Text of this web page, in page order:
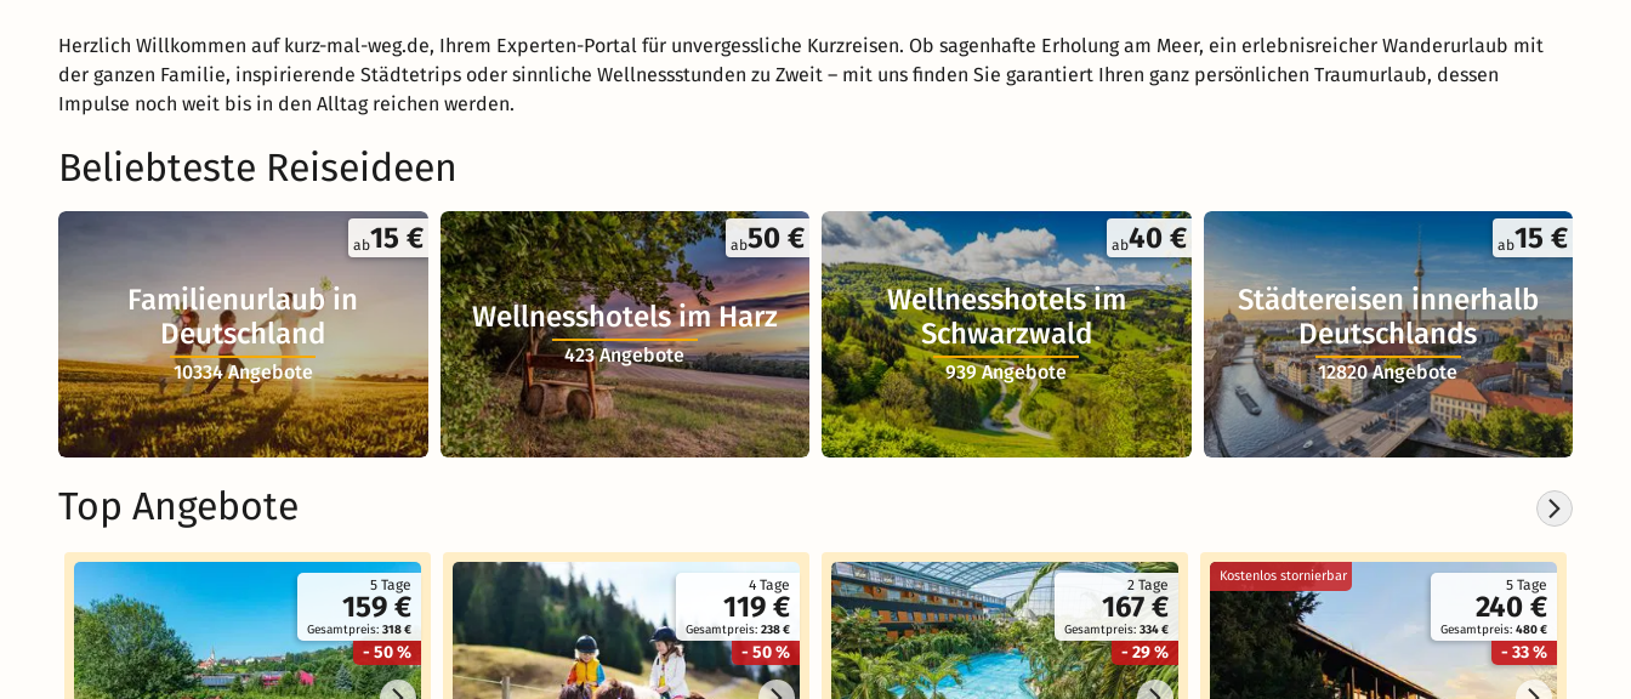
Herzlich Willkommen auf kurz-mal-weg.de, Ihrem Experten-Portal für unvergessliche Kurzreisen. Ob sagenhafte Erholung am Meer, ein erlebnisreicher Wanderurlaub mit
der ganzen Familie, inspirierende Städtetrips oder sinnliche Wellnessstunden zu Zweit – mit uns finden Sie garantiert Ihren ganz persönlichen Traumurlaub, dessen
Impulse noch weit bis in den Alltag reichen werden.
Beliebteste Reiseideen
ab15 €
Familienurlaub in
Deutschland
10334 Angebote
ab50 €
Wellnesshotels im Harz
423 Angebote
ab40 €
Wellnesshotels im
Schwarzwald
939 Angebote
ab15 €
Städtereisen innerhalb
Deutschlands
12820 Angebote
Top Angebote
5 Tage
159 €
Gesamtpreis: 318 €
- 50 %
4 Tage
119 €
Gesamtpreis: 238 €
- 50 %
2 Tage
167 €
Gesamtpreis: 334 €
- 29 %
5 Tage
240 €
Gesamtpreis: 480 €
- 33 %
Kostenlos stornierbar